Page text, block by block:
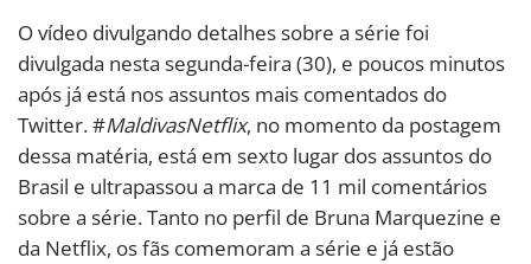
O vídeo divulgando detalhes sobre a série foi
divulgada nesta segunda-feira (30), e poucos minutos
após já está nos assuntos mais comentados do
Twitter. #MaldivasNetflix, no momento da postagem
dessa matéria, está em sexto lugar dos assuntos do
Brasil e ultrapassou a marca de 11 mil comentários
sobre a série. Tanto no perfil de Bruna Marquezine e
da Netflix, os fãs comemoram a série e já estão